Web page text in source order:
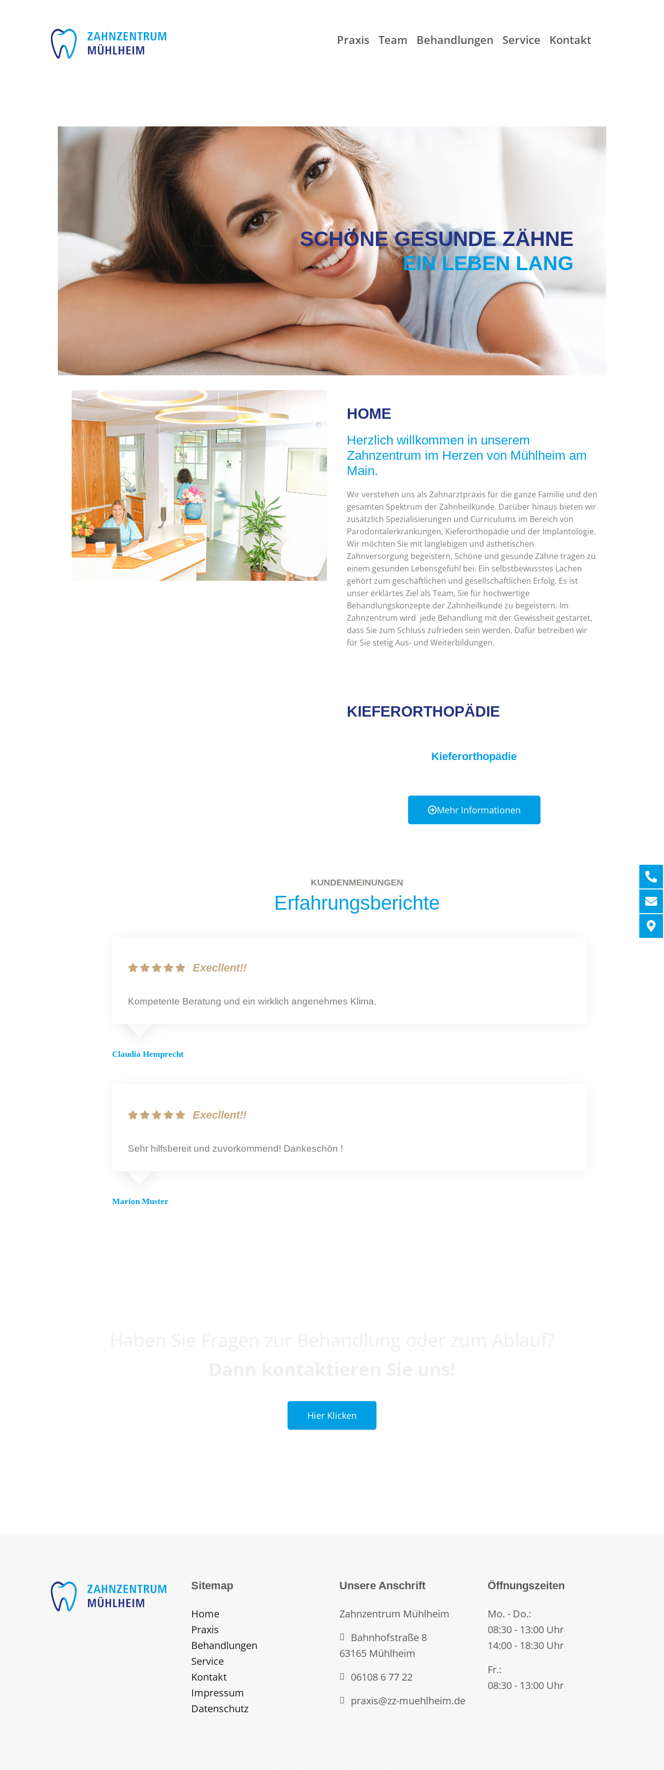
Praxis Team Behandlungen Service Kontakt
SCHÖNE GESUNDE ZÄHNE
EIN LEBEN LANG
HOME
Herzlich willkommen in unserem
Zahnzentrum im Herzen von Mühlheim am
Main.
Wir verstehen uns als Zahnarztpraxis für die ganze Familie und den
gesamten Spektrum der Zahnheilkunde. Darüber hinaus bieten wir
zusätzlich Spezialisierungen und Curriculums im Bereich von
Parodontalerkrankungen, Kieferorthopädie und der Implantologie.
Wir möchten Sie mit langlebigen und ästhetischen
Zahnversorgung begeistern. Schöne und gesunde Zähne tragen zu
einem gesunden Lebensgefühl bei. Ein selbstbewusstes Lachen
gehört zum geschäftlichen und gesellschaftlichen Erfolg. Es ist
unser erklärtes Ziel als Team, Sie für hochwertige
Behandlungskonzepte der Zahnheilkunde zu begeistern. Im
Zahnzentrum wird jede Behandlung mit der Gewissheit gestartet,
dass Sie zum Schluss zufrieden sein werden. Dafür betreiben wir
für Sie stetig Aus- und Weiterbildungen.
KIEFERORTHOPÄDIE
Kieferorthopädie
Mehr Informationen
KUNDENMEINUNGEN
Erfahrungsberichte
Execllent!!
Kompetente Beratung und ein wirklich angenehmes Klima.
Claudia Hemprecht
Execllent!!
Sehr hilfsbereit und zuvorkommend! Dankeschön !
Marion Muster
Hier Klicken
Sitemap
Home
Praxis
Behandlungen
Service
Kontakt
Impressum
Datenschutz
Unsere Anschrift
Zahnzentrum Mühlheim
Bahnhofstraße 8
63165 Mühlheim
06108 6 77 22
praxis@zz-muehlheim.de
Öffnungszeiten
Mo. - Do.:
08:30 - 13:00 Uhr
14:00 - 18:30 Uhr
Fr.:
08:30 - 13:00 Uhr